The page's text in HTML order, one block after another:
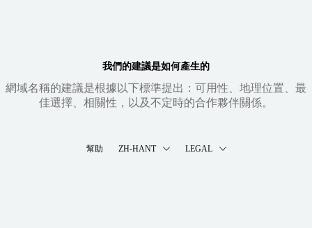
我們的建議是如何產生的
網域名稱的建議是根據以下標準提出：可用性、地理位置、最
佳選擇、相關性，以及不定時的合作夥伴關係。
幫助 ZH-HANT LEGAL